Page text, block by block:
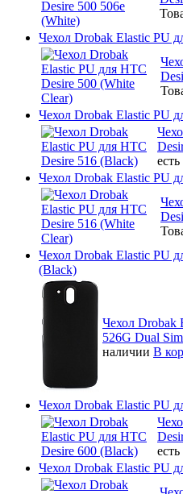
Чехол Drobak Elastic PU
Чехол Drobak Elastic PU
Чехол Drobak Elastic PU
Чехол Drobak Elastic PU
(Black)
Чехол Drobak
526G Dual
наличии В
Чехол Drobak Elastic PU
Чехол Drobak Elastic PU